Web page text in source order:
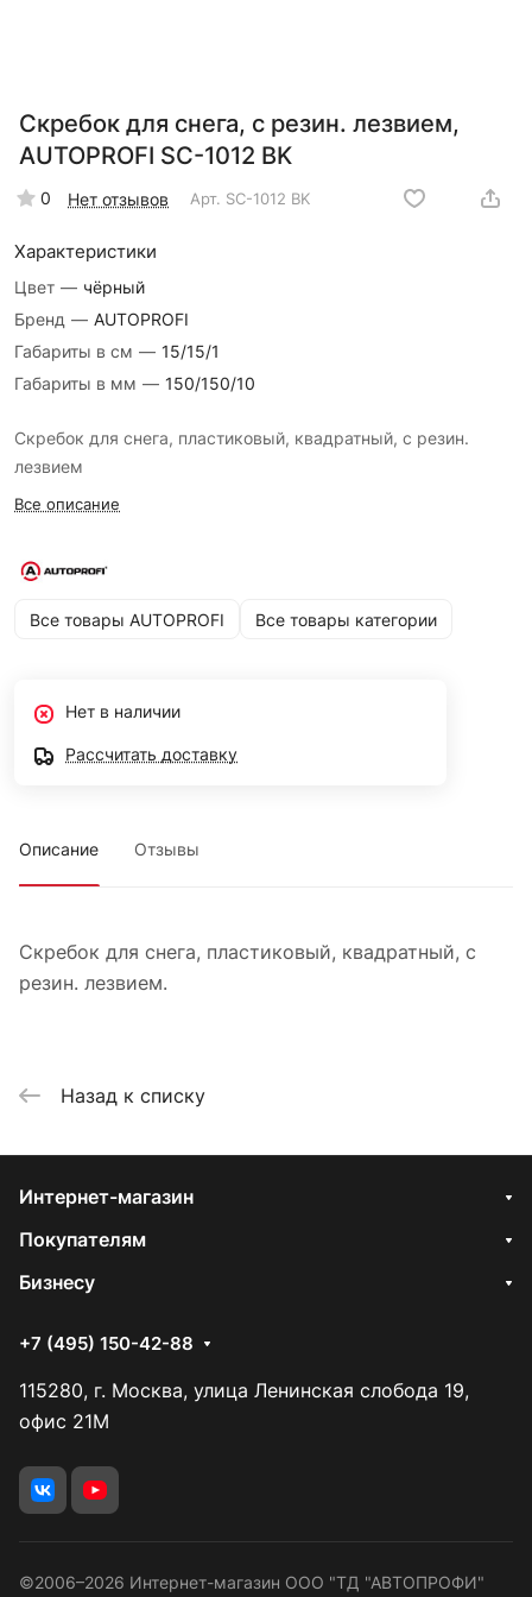
Скребок для снега, с резин. лезвием,
AUTOPROFI SC-1012 BK
0 Нет отзывов Арт. SC-1012 BK
Характеристики
Цвет — чёрный
Бренд — AUTOPROFI
Габариты в см — 15/15/1
Габариты в мм — 150/150/10
Скребок для снега, пластиковый, квадратный, с резин.
лезвием
Все описание
Все товары AUTOPROFI Все товары категории
Нет в наличии
Рассчитать доставку
Описание Отзывы
Скребок для снега, пластиковый, квадратный, с
резин. лезвием.
Назад к списку
Интернет-магазин
Покупателям
Бизнесу
+7 (495) 150-42-88
115280, г. Москва, улица Ленинская слобода 19,
офис 21М
©2006–2026 Интернет-магазин ООО "ТД "АВТОПРОФИ"